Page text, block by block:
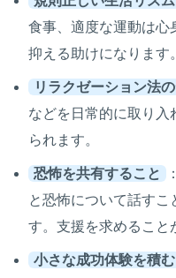
食事、適度な運動は心
抑える助けになります。
リラクゼーション法
などを日常的に取り入
られます。
恐怖を共有すること
と恐怖について話すこ
す。支援を求めること
小さな成功体験を積む